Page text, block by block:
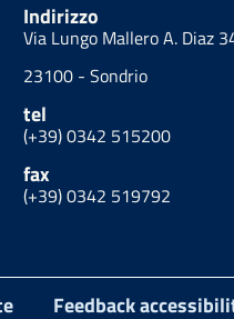
Indirizzo
Via Lungo Mallero A. Diaz
23100 - Sondrio
tel
(+39) 0342 515200
fax
(+39) 0342 519792
Feedback